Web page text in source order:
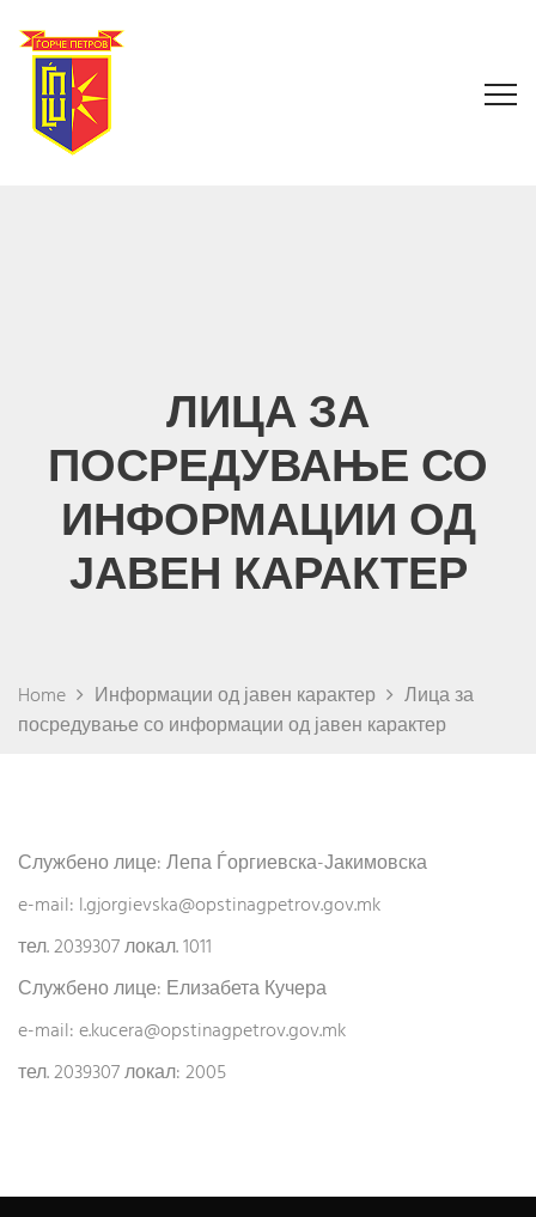
ЛИЦА ЗА
ПОСРЕДУВАЊЕ СО
ИНФОРМАЦИИ ОД
ЈАВЕН КАРАКТЕР
Home Информации од јавен карактер
Лица за
посредување со информации од јавен карактер
Службено лице: Лепа Ѓоргиевска-Јакимовска
e-mail: l.gjorgievska@opstinagpetrov.gov.mk
тел. 2039307 локал. 1011
Службено лице: Елизабета Кучера
e-mail: e.kucera@opstinagpetrov.gov.mk
тел. 2039307 локал: 2005